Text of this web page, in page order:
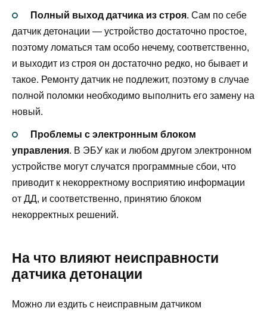
Полный выход датчика из строя. Сам по себе
датчик детонации — устройство достаточно простое,
поэтому ломаться там особо нечему, соответственно,
и выходит из строя он достаточно редко, но бывает и
такое. Ремонту датчик не подлежит, поэтому в случае
полной поломки необходимо выполнить его замену на
новый.
Проблемы с электронным блоком
управления. В ЭБУ как и любом другом электронном
устройстве могут случатся программные сбои, что
приводит к некорректному восприятию информации
от ДД, и соответственно, принятию блоком
некорректных решений.
На что влияют неисправности
датчика детонации
Можно ли ездить с неисправным датчиком